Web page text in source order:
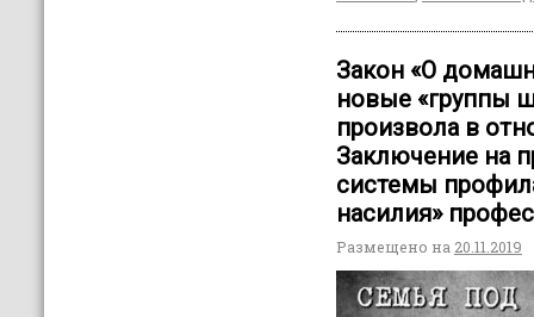
Закон «О
новые «группы
произвола в
Заключение на
системы
насилия»
Размещено на 20.11.2019